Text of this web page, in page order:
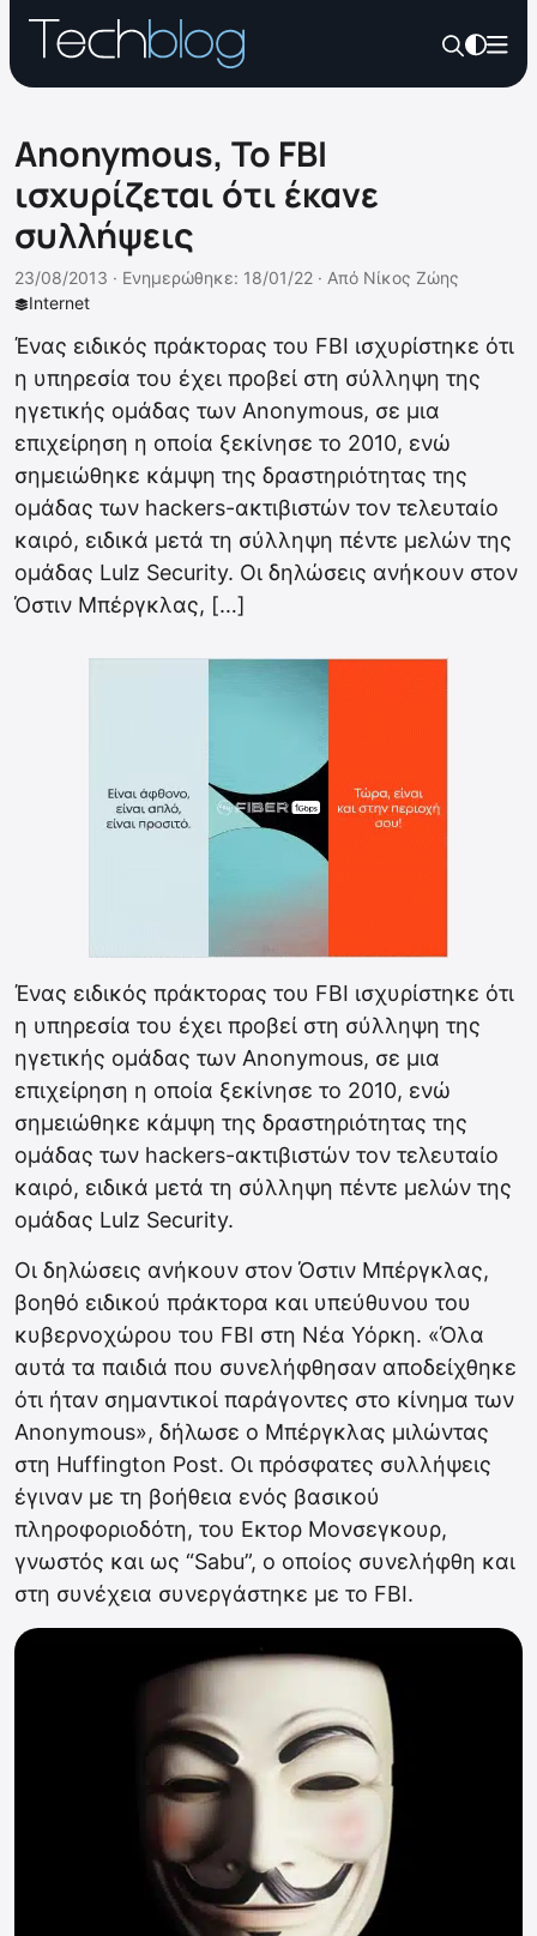
Anonymous, To FBI
ισχυρίζεται ότι έκανε
συλλήψεις
Internet
23/08/2013 · Ενημερώθηκε: 18/01/22 · Από Νίκος Ζώης
Ένας ειδικός πράκτορας του FBI ισχυρίστηκε ότι
η υπηρεσία του έχει προβεί στη σύλληψη της
ηγετικής ομάδας των Anonymous, σε μια
επιχείρηση η οποία ξεκίνησε το 2010, ενώ
σημειώθηκε κάμψη της δραστηριότητας της
ομάδας των hackers-ακτιβιστών τον τελευταίο
καιρό, ειδικά μετά τη σύλληψη πέντε μελών της
ομάδας Lulz Security. Οι δηλώσεις ανήκουν στον
Όστιν Μπέργκλας, […]
Ένας ειδικός πράκτορας του FBI ισχυρίστηκε ότι
η υπηρεσία του έχει προβεί στη σύλληψη της
ηγετικής ομάδας των Anonymous, σε μια
επιχείρηση η οποία ξεκίνησε το 2010, ενώ
σημειώθηκε κάμψη της δραστηριότητας της
ομάδας των hackers-ακτιβιστών τον τελευταίο
καιρό, ειδικά μετά τη σύλληψη πέντε μελών της
ομάδας Lulz Security.
Οι δηλώσεις ανήκουν στον Όστιν Μπέργκλας,
βοηθό ειδικού πράκτορα και υπεύθυνου του
κυβερνοχώρου του FBI στη Νέα Υόρκη. «Όλα
αυτά τα παιδιά που συνελήφθησαν αποδείχθηκε
ότι ήταν σημαντικοί παράγοντες στο κίνημα των
Anonymous», δήλωσε ο Μπέργκλας μιλώντας
στη Huffington Post. Οι πρόσφατες συλλήψεις
έγιναν με τη βοήθεια ενός βασικού
πληροφοριοδότη, του Εκτορ Μονσεγκουρ,
γνωστός και ως “Sabu”, ο οποίος συνελήφθη και
στη συνέχεια συνεργάστηκε με το FBI.